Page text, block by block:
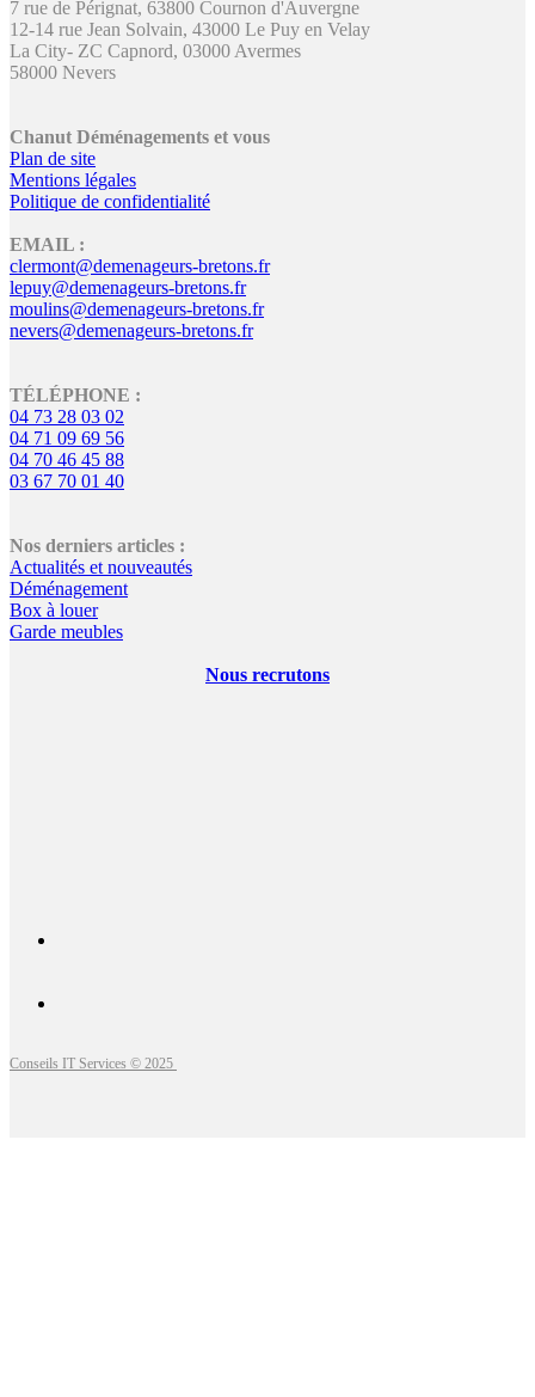
7 rue de Pérignat, 63800 Cournon d'Auvergne
12-14 rue Jean Solvain, 43000 Le Puy en Velay
La City- ZC Capnord, 03000 Avermes
58000 Nevers
Chanut Déménagements et vous
Plan de site
Mentions légales
Politique de confidentialité
EMAIL :
clermont@demenageurs-bretons.fr
lepuy@demenageurs-bretons.fr
moulins@demenageurs-bretons.fr
nevers@demenageurs-bretons.fr
TÉLÉPHONE :
04 73 28 03 02
04 71 09 69 56
04 70 46 45 88
03 67 70 01 40
Nos derniers articles :
Actualités et nouveautés
Déménagement
Box à louer
Garde meubles
Nous recrutons
Conseils IT Services © 2025